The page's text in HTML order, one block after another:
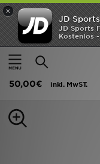
×
JD Sports
JD Sports
Kostenlos
Home
Herren
Lacoste Core T-Shirt
50,00€
inkl. MwST.
ANGEBOTE
Neuheiten
Kinder